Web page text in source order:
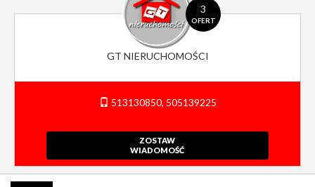
3
OFERT
GT NIERUCHOMOŚCI
513130850, 505139225
ZOSTAW
WIADOMOŚĆ